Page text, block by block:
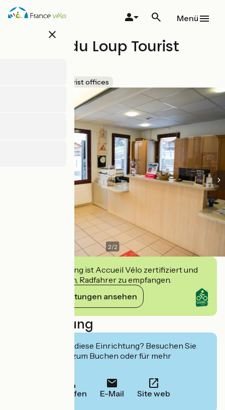
Direkt
zum
close
Menü
La Joue du Loup Tourist
Tourist offices
2/2
Diese Einrichtung ist Accueil Vélo zertifiziert und
verpflichtet sich, Radfahrer zu empfangen.
Ihre Verpflichtungen ansehen
Beschreibung
Interessiert Sie diese Einrichtung? Besuchen Sie
deren Website zum Buchen oder für mehr
Anrufen E-Mail Site web